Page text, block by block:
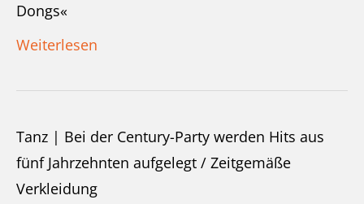
Dongs«
Weiterlesen
Tanz | Bei der Century-Party werden Hits aus
fünf Jahrzehnten aufgelegt / Zeitgemäße
Verkleidung